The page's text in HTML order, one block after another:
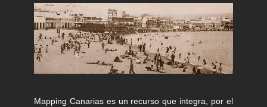
Mapping Canarias es un recurso que integra, por el